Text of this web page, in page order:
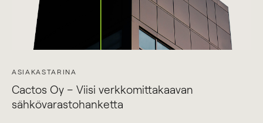
ASIAKASTARINA
Cactos Oy – Viisi verkkomittakaavan
sähkövarastohanketta